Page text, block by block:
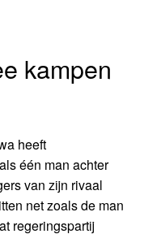
kampen
heeft
één man achter
van zijn rivaal
net zoals de man
regeringspartij